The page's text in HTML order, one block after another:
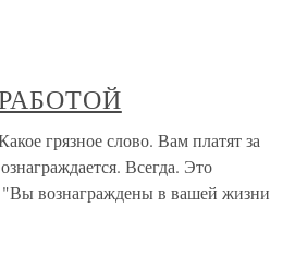
слово. Вам платят за
Всегда. Это
"Вы вознаграждены в вашей жизни